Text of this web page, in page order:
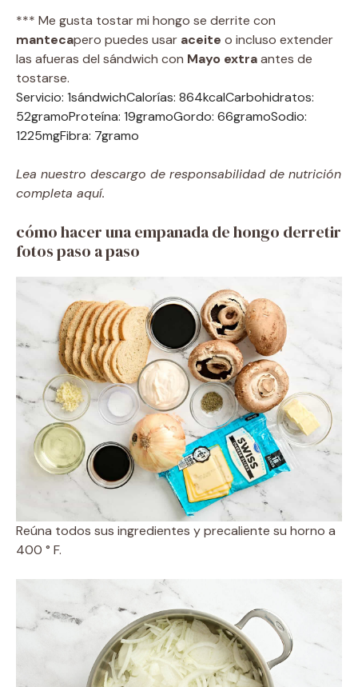
*** Me gusta tostar mi hongo se derrite con
mantecapero puedes usar aceite o incluso extender
las afueras del sándwich con Mayo extraantes de
tostarse.
Servicio: 1sándwichCalorías: 864kcalCarbohidratos:
52gramoProteína: 19gramoGordo: 66gramoSodio:
1225mgFibra: 7gramo
Lea nuestro descargo de responsabilidad de nutrición
completa aquí.
cómo hacer una empanada de hongo derretir
fotos paso a paso
Reúna todos sus ingredientes y precaliente su horno a
400 ° F.